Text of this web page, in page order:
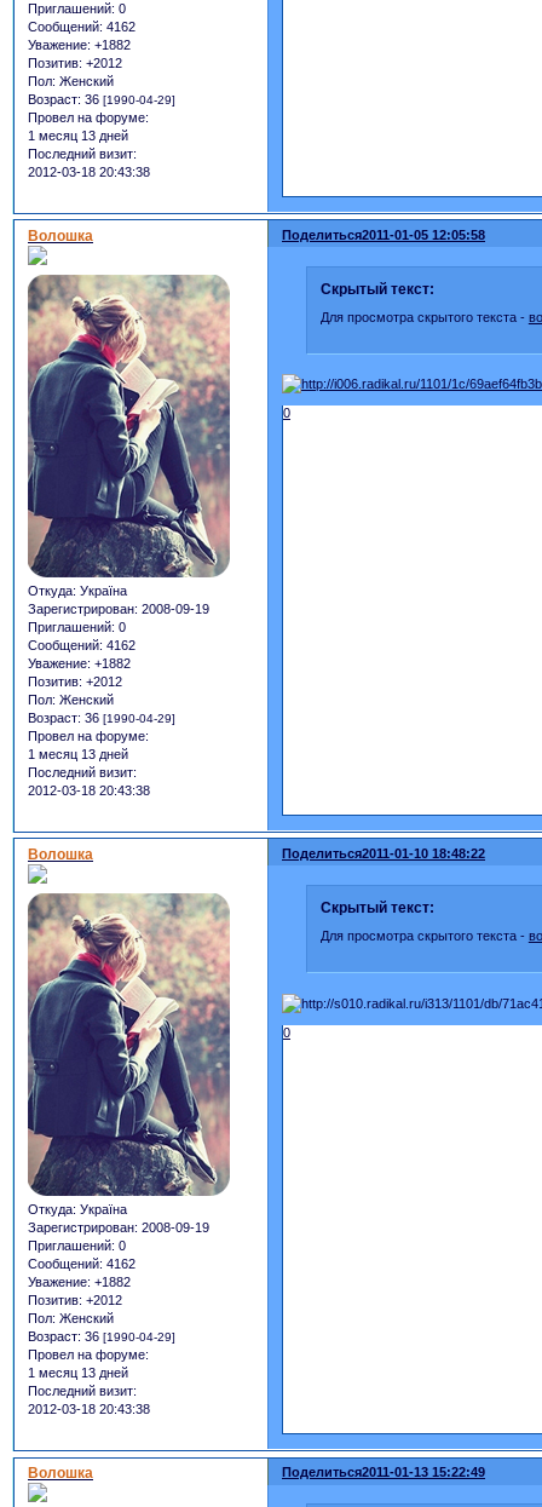
Приглашений: 0
Сообщений: 4162
Уважение: +1882
Позитив: +2012
Пол: Женский
Возраст: 36 [1990-04-29]
Провел на форуме:
1 месяц 13 дней
Последний визит:
2012-03-18 20:43:38
Поделиться2011-01-05 12:05:58
Волошка
Откуда: Україна
Зарегистрирован: 2008-09-19
Приглашений: 0
Сообщений: 4162
Уважение: +1882
Позитив: +2012
Пол: Женский
Возраст: 36 [1990-04-29]
Провел на форуме:
1 месяц 13 дней
Последний визит:
2012-03-18 20:43:38
Скрытый текст:
Для просмотра скрытого текста -
0
Поделиться2011-01-10 18:48:22
Волошка
Откуда: Україна
Зарегистрирован: 2008-09-19
Приглашений: 0
Сообщений: 4162
Уважение: +1882
Позитив: +2012
Пол: Женский
Возраст: 36 [1990-04-29]
Провел на форуме:
1 месяц 13 дней
Последний визит:
2012-03-18 20:43:38
Скрытый текст:
Для просмотра скрытого текста -
0
Поделиться2011-01-13 15:22:49
Волошка